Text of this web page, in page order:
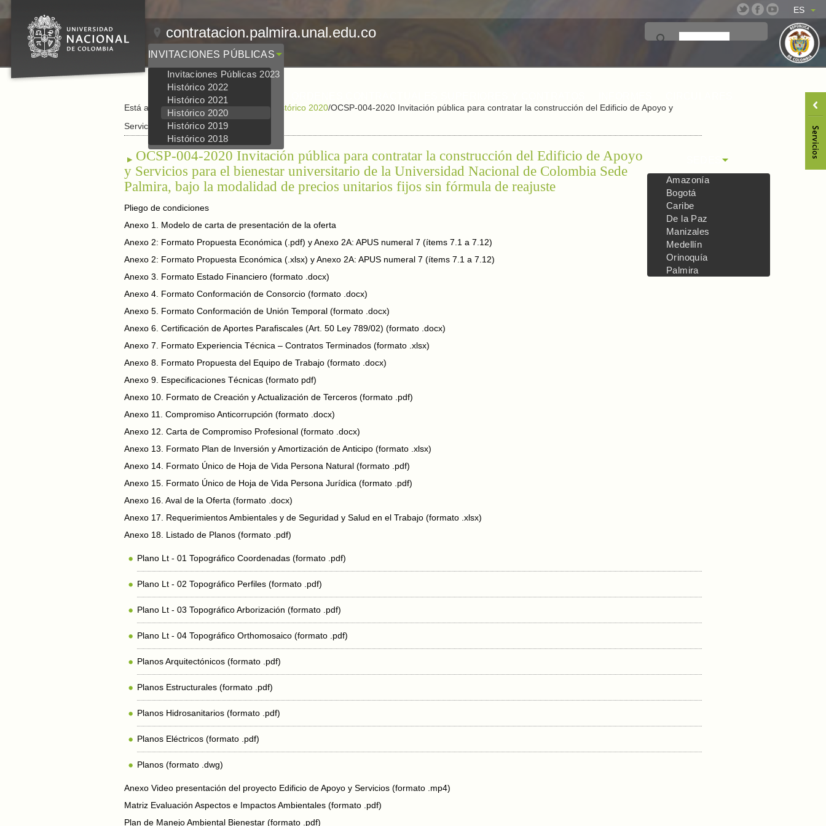
ES
contratacion.palmira.unal.edu.co
INVITACIONES PÚBLICAS
Invitaciones Públicas 2023
Histórico 2022
Histórico 2021
Histórico 2020
Histórico 2019
Histórico 2018
Amazonía
Bogotá
Caribe
De la Paz
Manizales
Medellín
Orinoquía
Palmira
Está aquí:Inicio/Invitaciones Públicas/ Histórico 2020/OCSP-004-2020 Invitación pública para contratar la construcción del Edificio de Apoyo y
Servicios para el bienestar universitario
OCSP-004-2020 Invitación pública para contratar la construcción del Edificio de Apoyo
y Servicios para el bienestar universitario de la Universidad Nacional de Colombia Sede
Palmira, bajo la modalidad de precios unitarios fijos sin fórmula de reajuste
Pliego de condiciones
Anexo 1. Modelo de carta de presentación de la oferta
Anexo 2: Formato Propuesta Económica (.pdf) y Anexo 2A: APUS numeral 7 (ítems 7.1 a 7.12)
Anexo 2: Formato Propuesta Económica (.xlsx) y Anexo 2A: APUS numeral 7 (ítems 7.1 a 7.12)
Anexo 3. Formato Estado Financiero (formato .docx)
Anexo 4. Formato Conformación de Consorcio (formato .docx)
Anexo 5. Formato Conformación de Unión Temporal (formato .docx)
Anexo 6. Certificación de Aportes Parafiscales (Art. 50 Ley 789/02) (formato .docx)
Anexo 7. Formato Experiencia Técnica – Contratos Terminados (formato .xlsx)
Anexo 8. Formato Propuesta del Equipo de Trabajo (formato .docx)
Anexo 9. Especificaciones Técnicas (formato pdf)
Anexo 10. Formato de Creación y Actualización de Terceros (formato .pdf)
Anexo 11. Compromiso Anticorrupción (formato .docx)
Anexo 12. Carta de Compromiso Profesional (formato .docx)
Anexo 13. Formato Plan de Inversión y Amortización de Anticipo (formato .xlsx)
Anexo 14. Formato Único de Hoja de Vida Persona Natural (formato .pdf)
Anexo 15. Formato Único de Hoja de Vida Persona Jurídica (formato .pdf)
Anexo 16. Aval de la Oferta (formato .docx)
Anexo 17. Requerimientos Ambientales y de Seguridad y Salud en el Trabajo (formato .xlsx)
Anexo 18. Listado de Planos (formato .pdf)
Plano Lt - 01 Topográfico Coordenadas (formato .pdf)
Plano Lt - 02 Topográfico Perfiles (formato .pdf)
Plano Lt - 03 Topográfico Arborización (formato .pdf)
Plano Lt - 04 Topográfico Orthomosaico (formato .pdf)
Planos Arquitectónicos (formato .pdf)
Planos Estructurales (formato .pdf)
Planos Hidrosanitarios (formato .pdf)
Planos Eléctricos (formato .pdf)
Planos (formato .dwg)
Anexo Video presentación del proyecto Edificio de Apoyo y Servicios (formato .mp4)
Matriz Evaluación Aspectos e Impactos Ambientales (formato .pdf)
Plan de Manejo Ambiental Bienestar (formato .pdf)